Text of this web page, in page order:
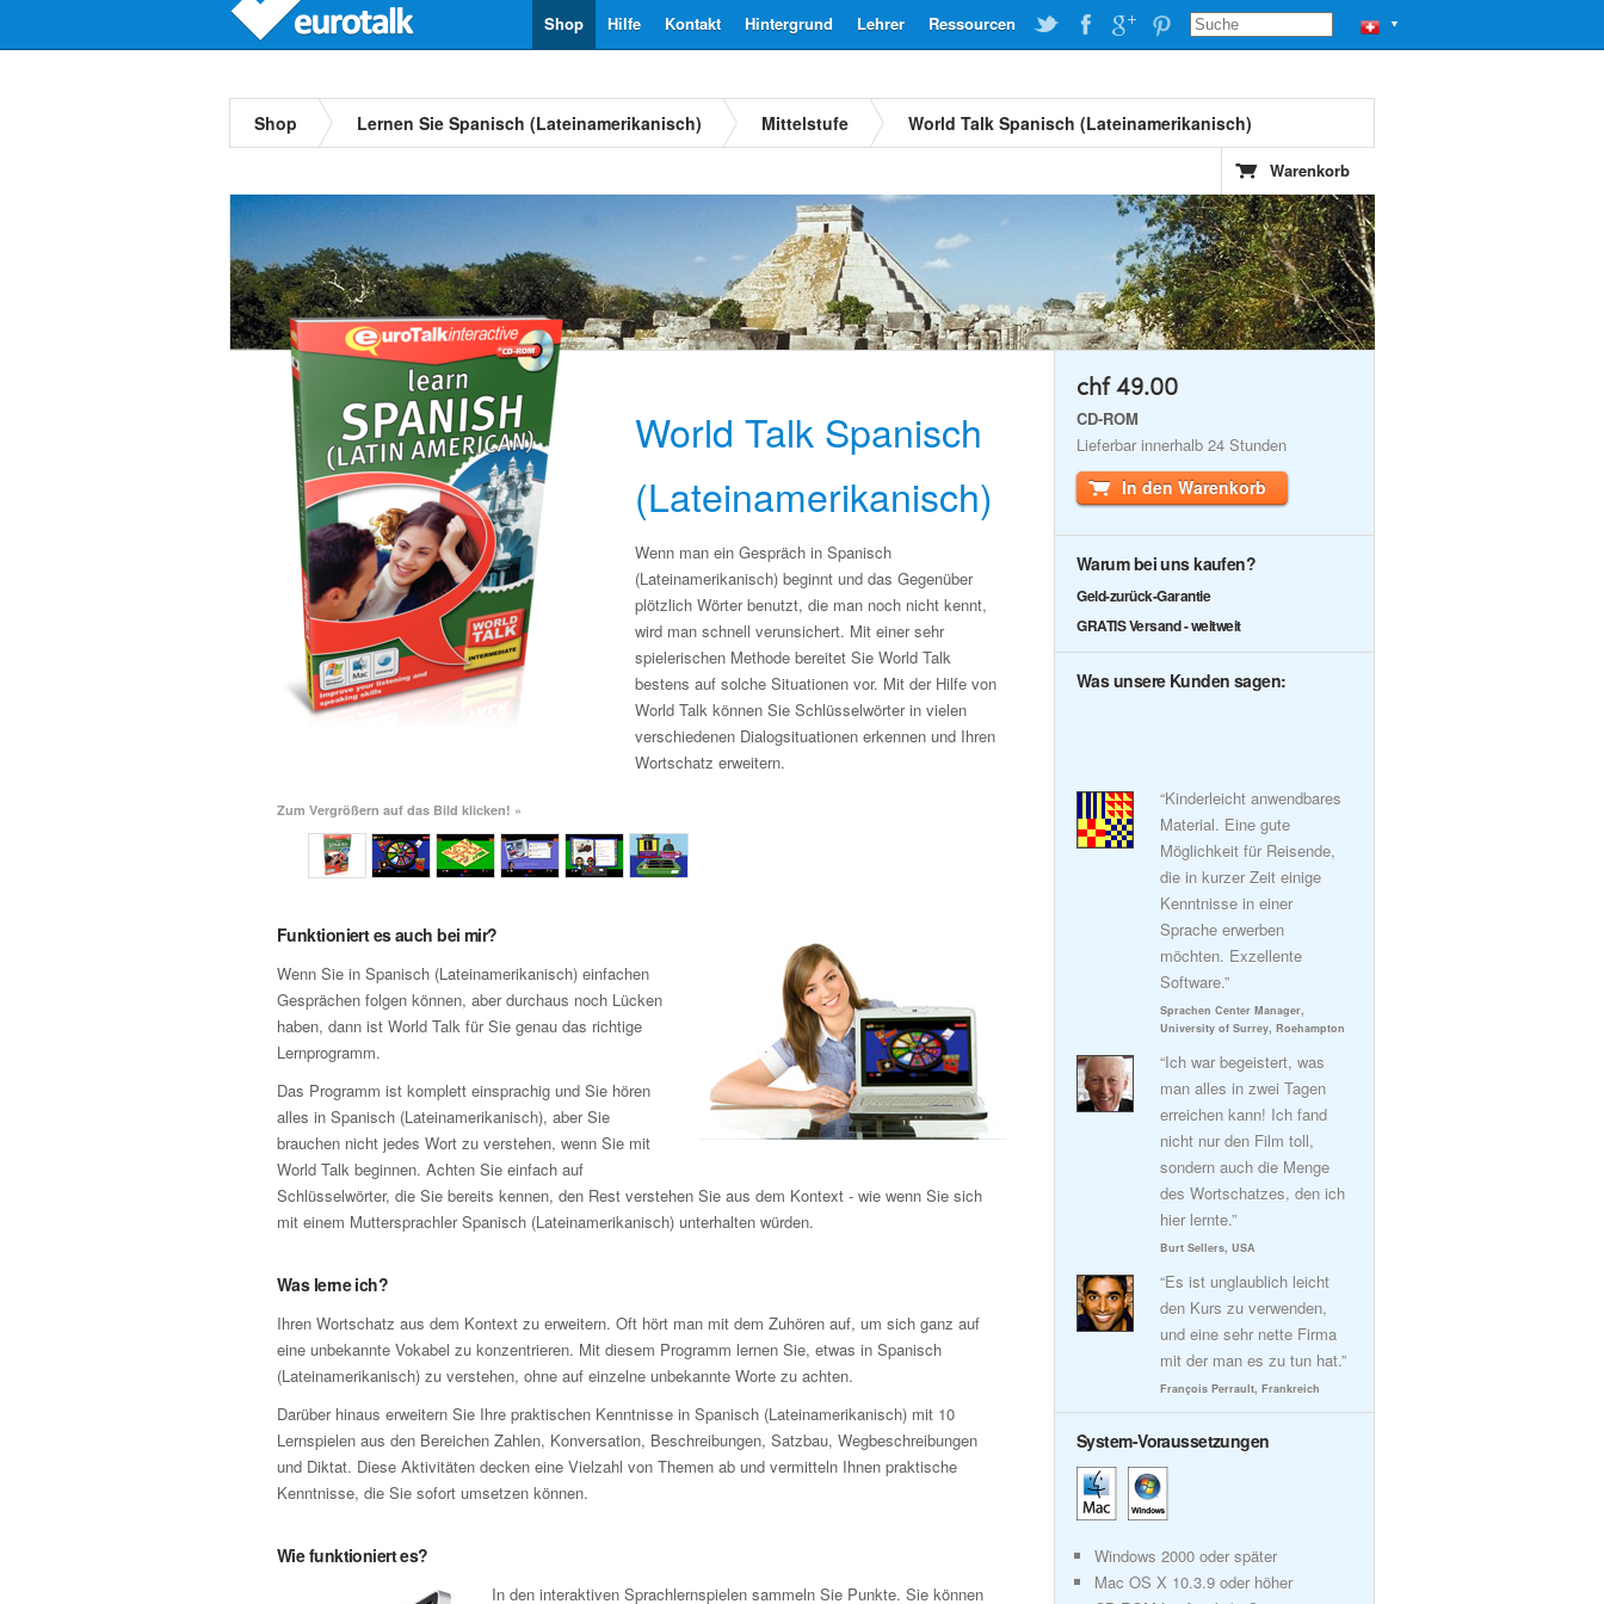
▼
Ressourcen
Lehrer
Hintergrund
Kontakt
Hilfe
Shop
Shop Lernen Sie Spanisch (Lateinamerikanisch) Mittelstufe World Talk Spanisch (Lateinamerikanisch)
Warenkorb
World Talk Spanisch
(Lateinamerikanisch)
Wenn man ein Gespräch in Spanisch
(Lateinamerikanisch) beginnt und das Gegenüber
plötzlich Wörter benutzt, die man noch nicht kennt,
wird man schnell verunsichert. Mit einer sehr
spielerischen Methode bereitet Sie World Talk
bestens auf solche Situationen vor. Mit der Hilfe von
World Talk können Sie Schlüsselwörter in vielen
verschiedenen Dialogsituationen erkennen und Ihren
Wortschatz erweitern.
Zum Vergrößern auf das Bild klicken! »
Funktioniert es auch bei mir?
Wenn Sie in Spanisch (Lateinamerikanisch) einfachen
Gesprächen folgen können, aber durchaus noch Lücken
haben, dann ist World Talk für Sie genau das richtige
Lernprogramm.
Das Programm ist komplett einsprachig und Sie hören
alles in Spanisch (Lateinamerikanisch), aber Sie
brauchen nicht jedes Wort zu verstehen, wenn Sie mit
World Talk beginnen. Achten Sie einfach auf
Schlüsselwörter, die Sie bereits kennen, den Rest verstehen Sie aus dem Kontext - wie wenn Sie sich
mit einem Muttersprachler Spanisch (Lateinamerikanisch) unterhalten würden.
Was lerne ich?
Ihren Wortschatz aus dem Kontext zu erweitern. Oft hört man mit dem Zuhören auf, um sich ganz auf
eine unbekannte Vokabel zu konzentrieren. Mit diesem Programm lernen Sie, etwas in Spanisch
(Lateinamerikanisch) zu verstehen, ohne auf einzelne unbekannte Worte zu achten.
Darüber hinaus erweitern Sie Ihre praktischen Kenntnisse in Spanisch (Lateinamerikanisch) mit 10
Lernspielen aus den Bereichen Zahlen, Konversation, Beschreibungen, Satzbau, Wegbeschreibungen
und Diktat. Diese Aktivitäten decken eine Vielzahl von Themen ab und vermitteln Ihnen praktische
Kenntnisse, die Sie sofort umsetzen können.
Wie funktioniert es?
In den interaktiven Sprachlernspielen sammeln Sie Punkte. Sie können
chf 49.00
CD-ROM
Lieferbar innerhalb 24 Stunden
In den Warenkorb
Warum bei uns kaufen?
Geld-zurück-Garantie
GRATIS Versand - weltweit
Was unsere Kunden sagen:
“Kinderleicht anwendbares
Material. Eine gute
Möglichkeit für Reisende,
die in kurzer Zeit einige
Kenntnisse in einer
Sprache erwerben
möchten. Exzellente
Software.”
Sprachen Center Manager,
University of Surrey, Roehampton
“Ich war begeistert, was
man alles in zwei Tagen
erreichen kann! Ich fand
nicht nur den Film toll,
sondern auch die Menge
des Wortschatzes, den ich
hier lernte.”
Burt Sellers, USA
“Es ist unglaublich leicht
den Kurs zu verwenden,
und eine sehr nette Firma
mit der man es zu tun hat.”
François Perrault, Frankreich
System-Voraussetzungen
Windows 2000 oder später
Mac OS X 10.3.9 oder höher